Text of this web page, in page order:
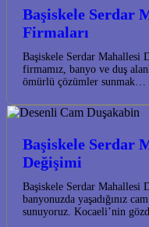
Başiskele Serdar
Firmaları
Başiskele Serdar Mahallesi
firmamız, banyo ve duş
ömürlü çözümler sunmak…
Başiskele Serdar
Değişimi
Başiskele Serdar Mahallesi
banyonuzda yaşadığınız
sunuyoruz. Kocaeli’nin